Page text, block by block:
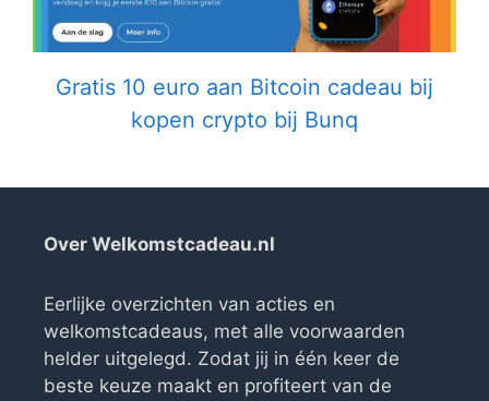
Gratis 10 euro aan Bitcoin cadeau bij
kopen crypto bij Bunq
Over Welkomstcadeau.nl
Eerlijke overzichten van acties en
welkomstcadeaus, met alle voorwaarden
helder uitgelegd. Zodat jij in één keer de
beste keuze maakt en profiteert van de